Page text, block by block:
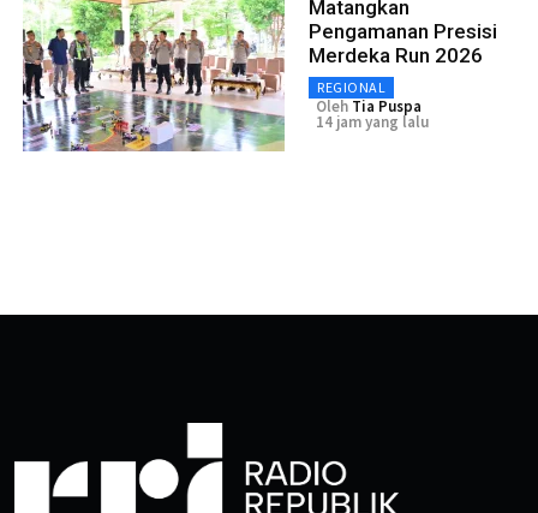
Matangkan
Pengamanan Presisi
Merdeka Run 2026
REGIONAL
Oleh Tia Puspa
14 jam yang lalu